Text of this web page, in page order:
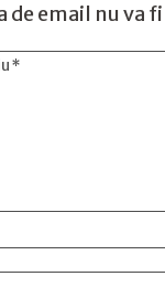
de email nu va